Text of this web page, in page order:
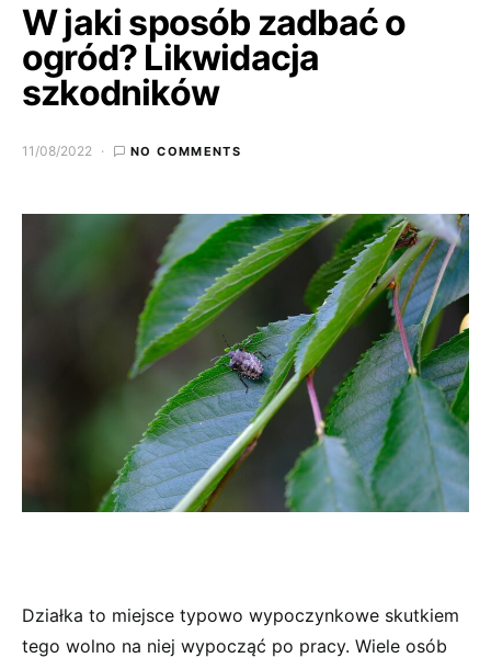
W jaki sposób zadbać o
ogród? Likwidacja
szkodników
11/08/2022 NO COMMENTS
Działka to miejsce typowo wypoczynkowe skutkiem
tego wolno na niej wypocząć po pracy. Wiele osób